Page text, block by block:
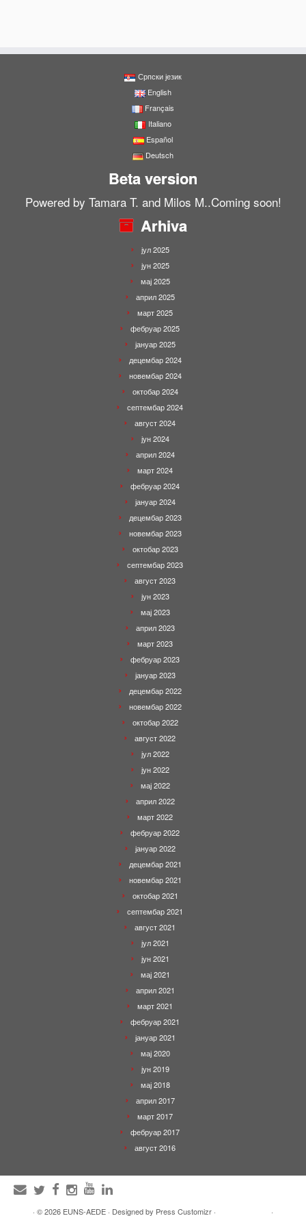
Српски језик
English
Français
Italiano
Español
Deutsch
Beta version
Powered by Tamara T. and Milos M..Coming soon!
Arhiva
јул 2025
јун 2025
мај 2025
април 2025
март 2025
фебруар 2025
јануар 2025
децембар 2024
новембар 2024
октобар 2024
септембар 2024
август 2024
јун 2024
април 2024
март 2024
фебруар 2024
јануар 2024
децембар 2023
новембар 2023
октобар 2023
септембар 2023
август 2023
јун 2023
мај 2023
април 2023
март 2023
фебруар 2023
јануар 2023
децембар 2022
новембар 2022
октобар 2022
август 2022
јул 2022
јун 2022
мај 2022
април 2022
март 2022
фебруар 2022
јануар 2022
децембар 2021
новембар 2021
октобар 2021
септембар 2021
август 2021
јул 2021
јун 2021
мај 2021
април 2021
март 2021
фебруар 2021
јануар 2021
мај 2020
јун 2019
мај 2018
април 2017
март 2017
фебруар 2017
август 2016
· © 2026 EUNS-AEDE · Designed by Press Customizr · ·